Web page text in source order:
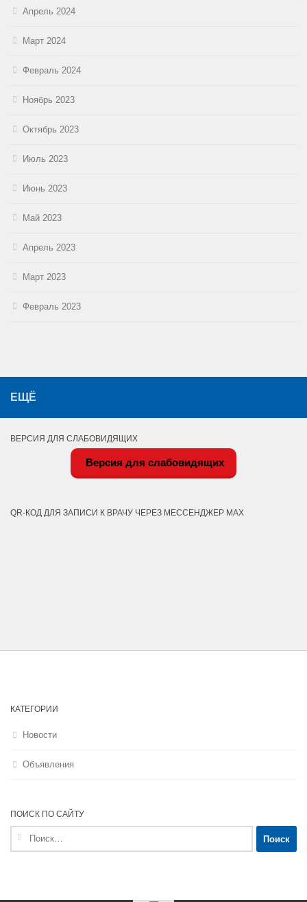
Апрель 2024
Март 2024
Февраль 2024
Ноябрь 2023
Октябрь 2023
Июль 2023
Июнь 2023
Май 2023
Апрель 2023
Март 2023
Февраль 2023
ЕЩЁ
ВЕРСИЯ ДЛЯ СЛАБОВИДЯЩИХ
Версия для слабовидящих
QR-КОД ДЛЯ ЗАПИСИ К ВРАЧУ ЧЕРЕЗ МЕССЕНДЖЕР MAX
КАТЕГОРИИ
Новости
Объявления
ПОИСК ПО САЙТУ
Найти: